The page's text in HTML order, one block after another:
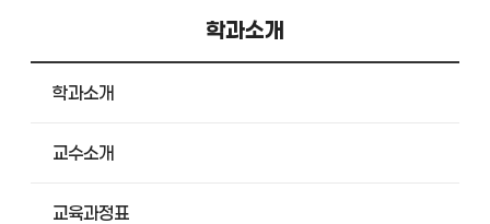
학과소개
학과소개
교수소개
교육과정표